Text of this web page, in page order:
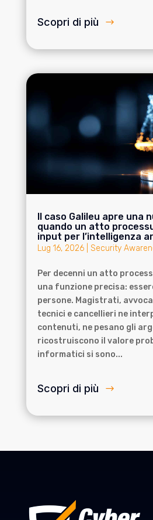
Scopri di più
Il caso Galileu apre una
quando un atto
input per l’intelligenza
Lug 16, 2026| Security
Per decenni un atto
una funzione precisa:
persone. Magistrati,
tecnici e cancellieri ne
contenuti, ne pesano gli
ricostruiscono il valore
informatici si sono...
Scopri di più